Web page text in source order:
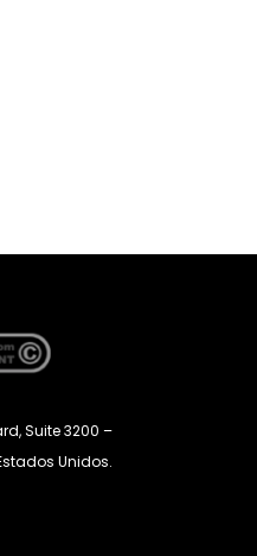
Suite 3200 –
Unidos.